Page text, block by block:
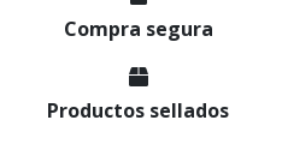
Compra segura
Productos sellados